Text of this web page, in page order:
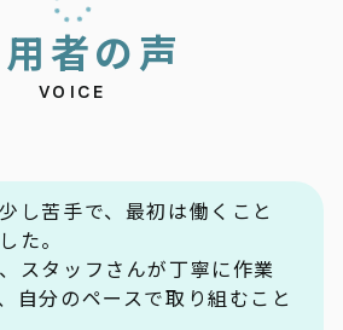
用者の声
VOICE
し苦手で、最初は働くこと
た。
スタッフさんが丁寧に作業
自分のペースで取り組むこと